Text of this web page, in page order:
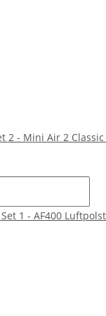
2 - Mini Air 2